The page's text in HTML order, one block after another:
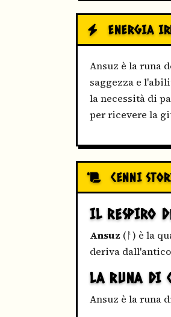
ENERGIA
Ansuz è la runa
saggezza e
la necessità di
per ricevere la
CENNI
IL RESPIRO
Ansuz (ᚨ) è la
deriva
LA RUNA DI
Ansuz è la runa